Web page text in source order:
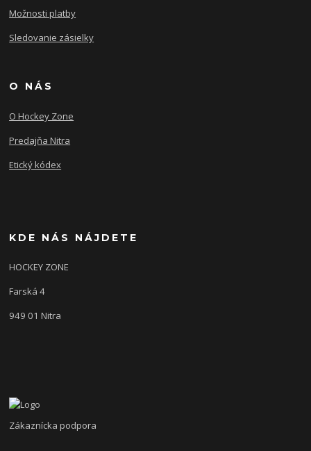
Možnosti platby
Sledovanie zásielky
O NÁS
O Hockey Zone
Predajňa Nitra
Etický kódex
KDE NÁS NÁJDETE
HOCKEY ZONE
Farská 4
949 01 Nitra
Zákaznícka podpora